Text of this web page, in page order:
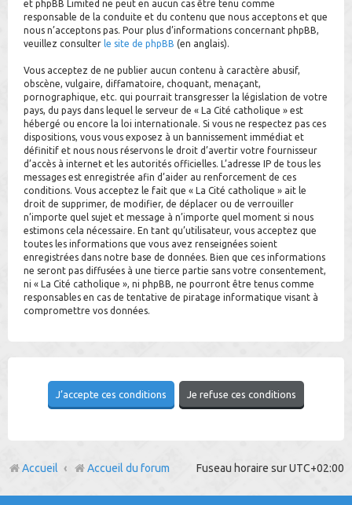
et phpBB Limited ne peut en aucun cas être tenu comme
responsable de la conduite et du contenu que nous acceptons et que
nous n’acceptons pas. Pour plus d’informations concernant phpBB,
veuillez consulter le site de phpBB (en anglais).
Vous acceptez de ne publier aucun contenu à caractère abusif,
obscène, vulgaire, diffamatoire, choquant, menaçant,
pornographique, etc. qui pourrait transgresser la législation de votre
pays, du pays dans lequel le serveur de « La Cité catholique » est
hébergé ou encore la loi internationale. Si vous ne respectez pas ces
dispositions, vous vous exposez à un bannissement immédiat et
définitif et nous nous réservons le droit d’avertir votre fournisseur
d’accès à internet et les autorités officielles. L’adresse IP de tous les
messages est enregistrée afin d’aider au renforcement de ces
conditions. Vous acceptez le fait que « La Cité catholique » ait le
droit de supprimer, de modifier, de déplacer ou de verrouiller
n’importe quel sujet et message à n’importe quel moment si nous
estimons cela nécessaire. En tant qu’utilisateur, vous acceptez que
toutes les informations que vous avez renseignées soient
enregistrées dans notre base de données. Bien que ces informations
ne seront pas diffusées à une tierce partie sans votre consentement,
ni « La Cité catholique », ni phpBB, ne pourront être tenus comme
responsables en cas de tentative de piratage informatique visant à
compromettre vos données.
Fuseau horaire surUTC+02:00
Accueil Accueil du forum